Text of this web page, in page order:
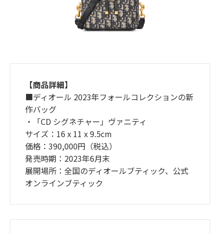
【商品詳細】
■ディオール 2023年フォールコレクションの新
作バッグ
・「CD シグネチャー」ヴァニティ
サイズ：16 x 11 x 9.5cm
価格：390,000円（税込）
発売時期：2023年6月末
展開場所：全国のディオールブティック、公式
オンラインブティック